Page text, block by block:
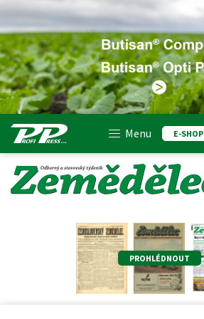
Menu E-SHOP
PROHLÉDNOUT